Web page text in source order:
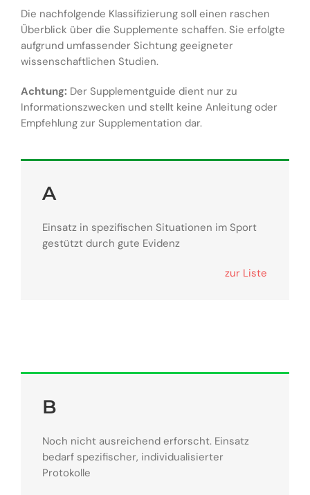
Die nachfolgende Klassifizierung soll einen raschen
Überblick über die Supplemente schaffen. Sie erfolgte
aufgrund umfassender Sichtung geeigneter
wissenschaftlichen Studien.
Achtung: Der Supplementguide dient nur zu
Informationszwecken und stellt keine Anleitung oder
Empfehlung zur Supplementation dar.
A
Einsatz in spezifischen Situationen im Sport
gestützt durch gute Evidenz
zur Liste
B
Noch nicht ausreichend erforscht. Einsatz
bedarf spezifischer, individualisierter
Protokolle